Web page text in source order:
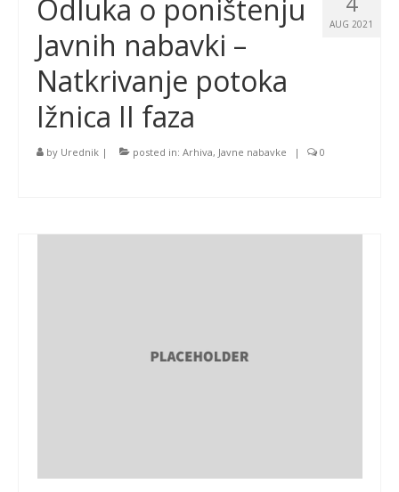
AUG 2021
Odluka o poništenju
Javnih nabavki –
Natkrivanje potoka
Ižnica II faza
by Urednik | posted in: Arhiva, Javne nabavke | 0